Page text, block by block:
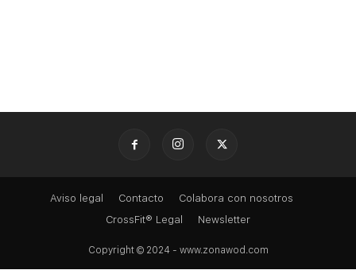
Aviso legal Contacto
Colabora con nosotros
CrossFit® Legal
Newsletter
Copyright © 2024 - www.zonawod.com